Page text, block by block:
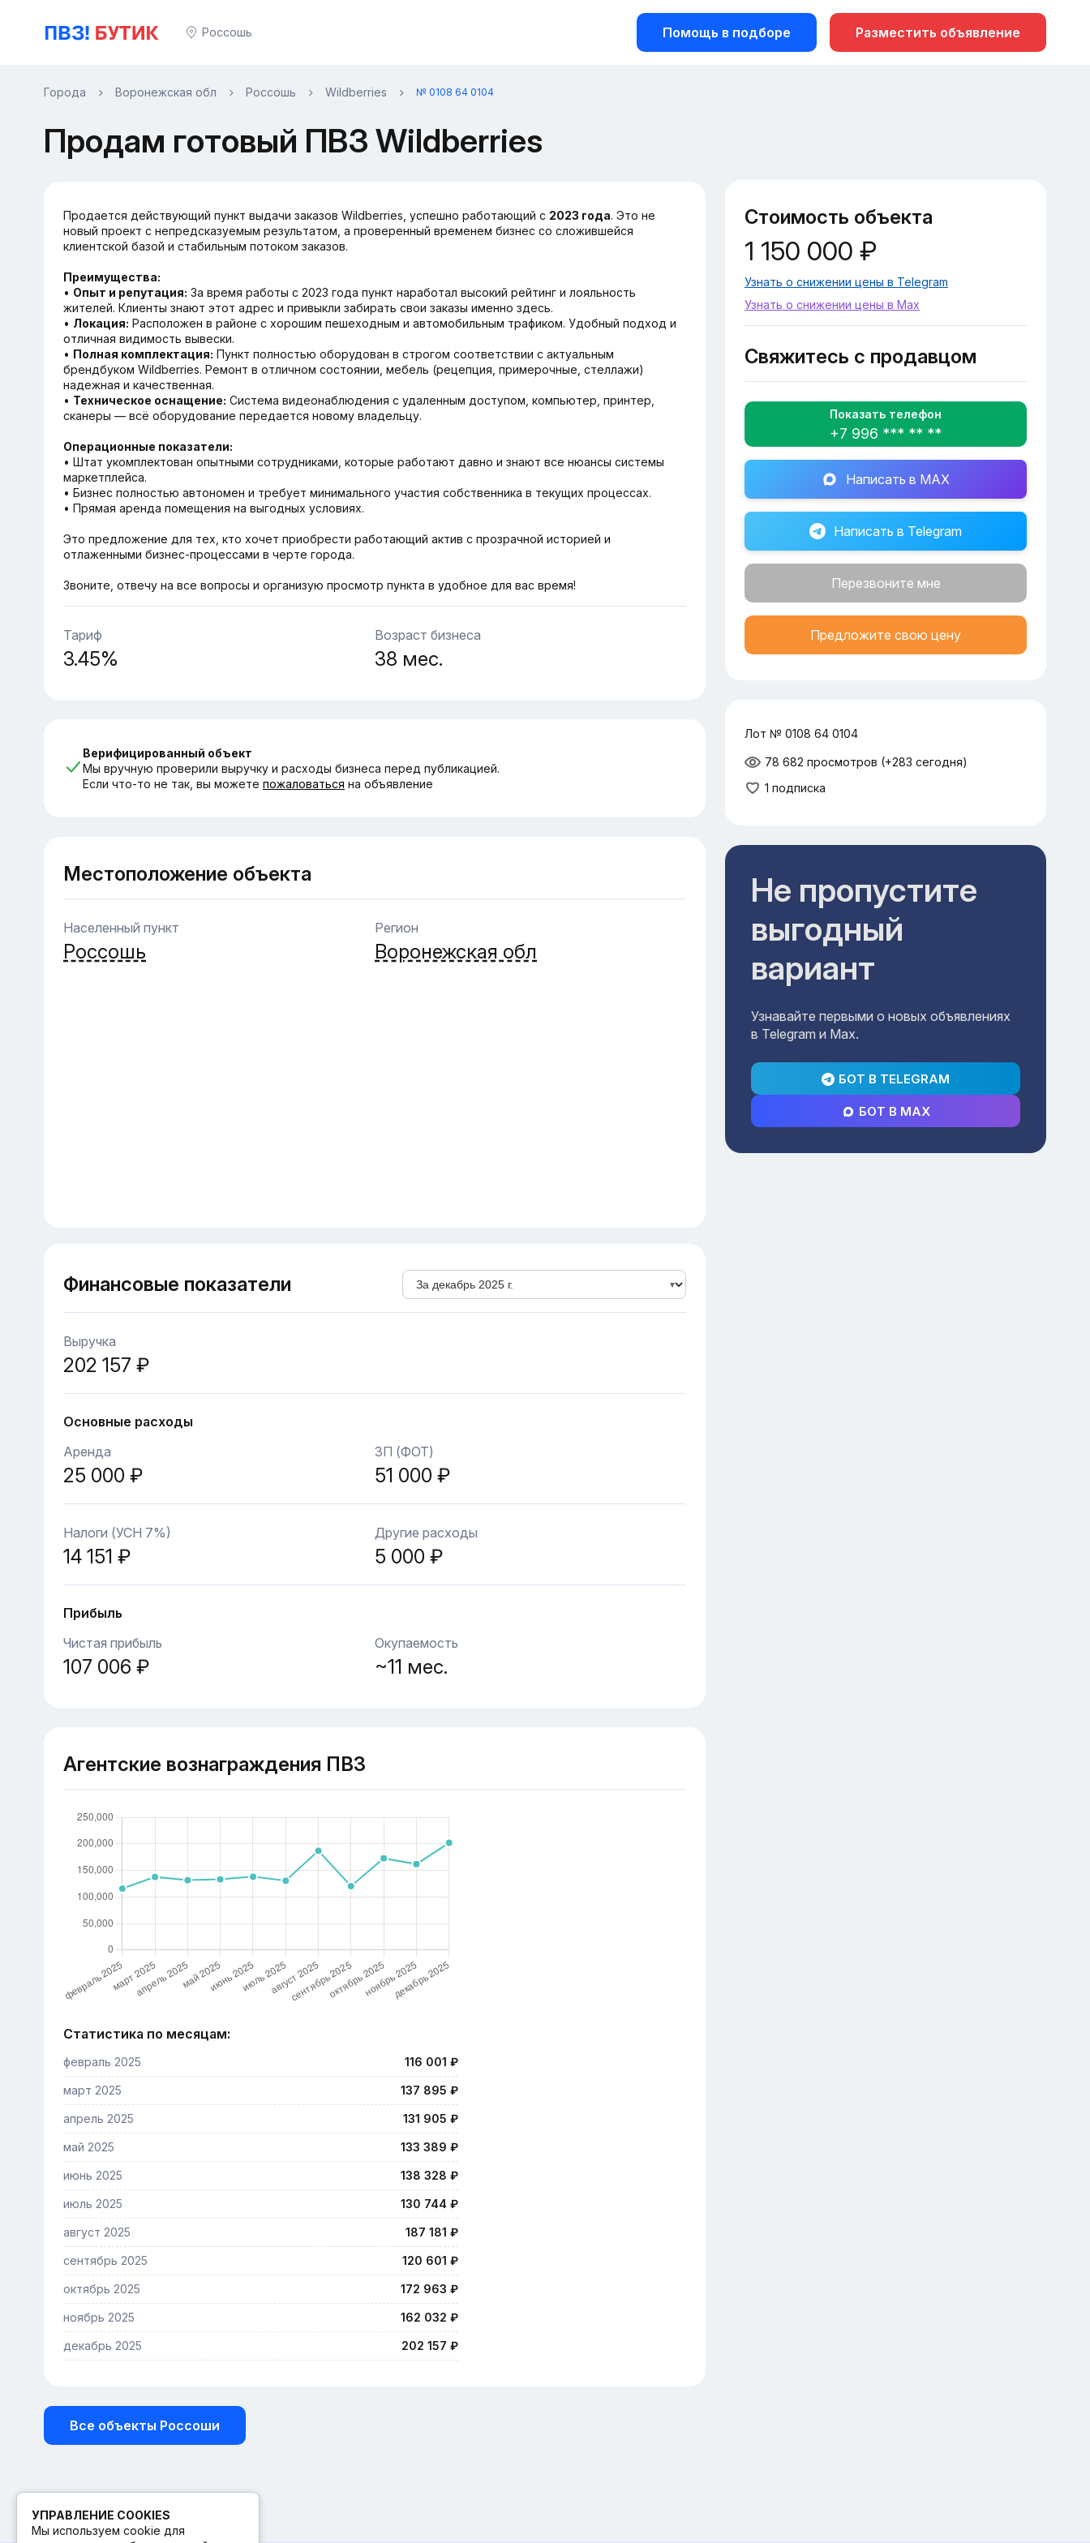
Россошь Помощь в подборе Разместить объявление
Города Воронежская обл Россошь Wildberries № 0108 64 0104
Продам готовый ПВЗ Wildberries
Продается действующий пункт выдачи заказов Wildberries, успешно работающий с 2023 года. Это не
новый проект с непредсказуемым результатом, а проверенный временем бизнес со сложившейся
клиентской базой и стабильным потоком заказов.
Преимущества:
• Опыт и репутация: За время работы с 2023 года пункт наработал высокий рейтинг и лояльность
жителей. Клиенты знают этот адрес и привыкли забирать свои заказы именно здесь.
• Локация: Расположен в районе с хорошим пешеходным и автомобильным трафиком. Удобный подход и
отличная видимость вывески.
• Полная комплектация: Пункт полностью оборудован в строгом соответствии с актуальным
брендбуком Wildberries. Ремонт в отличном состоянии, мебель (рецепция, примерочные, стеллажи)
надежная и качественная.
• Техническое оснащение: Система видеонаблюдения с удаленным доступом, компьютер, принтер,
сканеры — всё оборудование передается новому владельцу.
Операционные показатели:
• Штат укомплектован опытными сотрудниками, которые работают давно и знают все нюансы системы
маркетплейса.
• Бизнес полностью автономен и требует минимального участия собственника в текущих процессах.
• Прямая аренда помещения на выгодных условиях.
Это предложение для тех, кто хочет приобрести работающий актив с прозрачной историей и
отлаженными бизнес-процессами в черте города.
Звоните, отвечу на все вопросы и организую просмотр пункта в удобное для вас время!
Тариф
3.45%
Возраст бизнеса
38 мес.
Верифицированный объект
Мы вручную проверили выручку и расходы бизнеса перед публикацией.
Если что-то не так, вы можете пожаловаться на объявление
Местоположение объекта
Населенный пункт
Россошь
Регион
Воронежская обл
Финансовые показатели
Выручка
202 157 ₽
Основные расходы
Аренда
25 000 ₽
ЗП (ФОТ)
51 000 ₽
Налоги (УСН 7%)
14 151 ₽
Другие расходы
5 000 ₽
Прибыль
Чистая прибыль
107 006 ₽
Окупаемость
~11 мес.
Агентские вознаграждения ПВЗ
Статистика по месяцам:
февраль 2025 116 001 ₽
март 2025 137 895 ₽
апрель 2025 131 905 ₽
май 2025 133 389 ₽
июнь 2025 138 328 ₽
июль 2025 130 744 ₽
август 2025 187 181 ₽
сентябрь 2025 120 601 ₽
октябрь 2025 172 963 ₽
ноябрь 2025 162 032 ₽
декабрь 2025 202 157 ₽
Все объекты Россоши
Стоимость объекта
1 150 000 ₽
Узнать о снижении цены в Telegram
Узнать о снижении цены в Max
Свяжитесь с продавцом
Показать телефон
+7 996 *** ** **
Написать в MAX
Написать в Telegram
Перезвоните мне
Предложите свою цену
Лот № 0108 64 0104
78 682 просмотров (+283 сегодня)
1 подписка
Не пропустите
выгодный
вариант
Узнавайте первыми о новых объявлениях
в Telegram и Max.
БОТ В TELEGRAM
БОТ В MAX
УПРАВЛЕНИЕ COOKIES
Мы используем cookie для